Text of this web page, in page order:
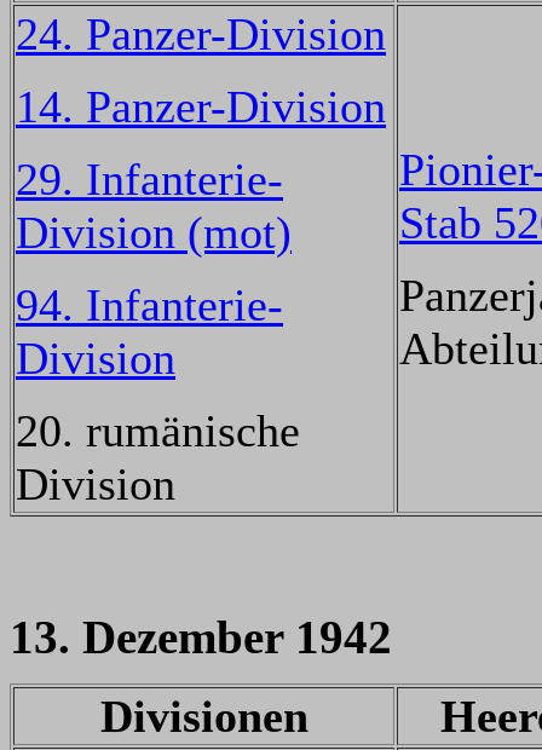
24. Panzer-Division
14. Panzer-Division
29. Infanterie-
Division (mot)
94. Infanterie-
Division
20. rumänische
Division
Stab
13. Dezember 1942
Divisionen